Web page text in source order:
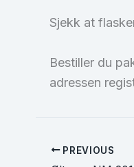
Sjekk at
Bestiller du
adressen
PREVIOUS